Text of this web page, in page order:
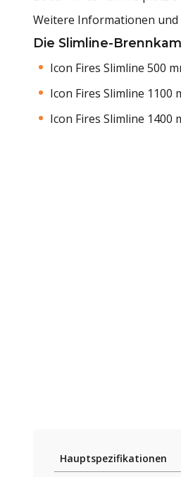
Weitere Informationen und
Die Slimline-
Icon Fires Slimline 500
Icon Fires Slimline 1100
Icon Fires Slimline 1400
Hauptspezifikationen